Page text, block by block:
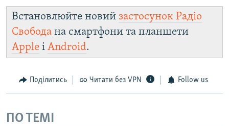
Встановлюйте новий застосунок Радіо
Свобода на смартфони та планшети
Apple і Android.
Поділитись Читати без VPN Follow us
ПО ТЕМІ